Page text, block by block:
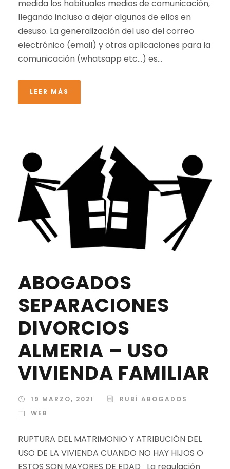
medida los habituales medios de comunicación,
llegando incluso a dejar algunos de ellos en
desuso. La generalización del uso del correo
electrónico (email) y otras aplicaciones para la
comunicación (whatsapp etc…) es...
LEER MÁS
ABOGADOS
SEPARACIONES
DIVORCIOS
ALMERIA – USO
VIVIENDA FAMILIAR
19 MARZO, 2021
RUBÍ ABOGADOS
WEB
RUPTURA DEL MATRIMONIO Y ATRIBUCIÓN DEL
USO DE LA VIVIENDA CUANDO NO HAY HIJOS O
ESTOS SON MAYORES DE EDAD La regulación